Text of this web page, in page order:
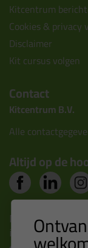
Kitcentrum
Cookies & privacy
Disclaimer
Kit cursus volgen
Contact
Kitcentrum B.V.
Alle
Altijd op de
Nieuws, tips en
inbox